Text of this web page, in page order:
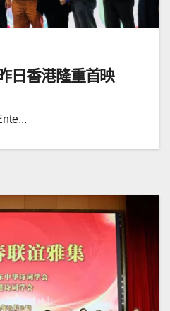
日香港隆重首映